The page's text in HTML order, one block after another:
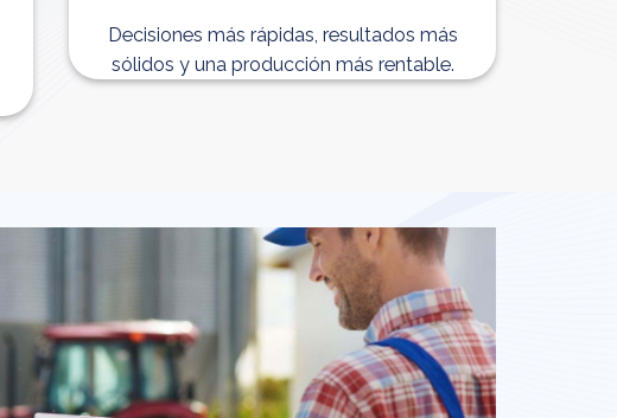
Decisiones más rápidas, resultados más
sólidos y una producción más rentable.